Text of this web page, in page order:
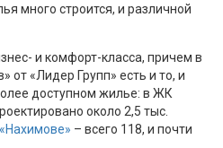
много строится, и различной
и комфорт-класса, причем в
от «Лидер Групп» есть и то, и
доступном жилье: в ЖК
около 2,5 тыс.
«Нахимове» – всего 118, и почти